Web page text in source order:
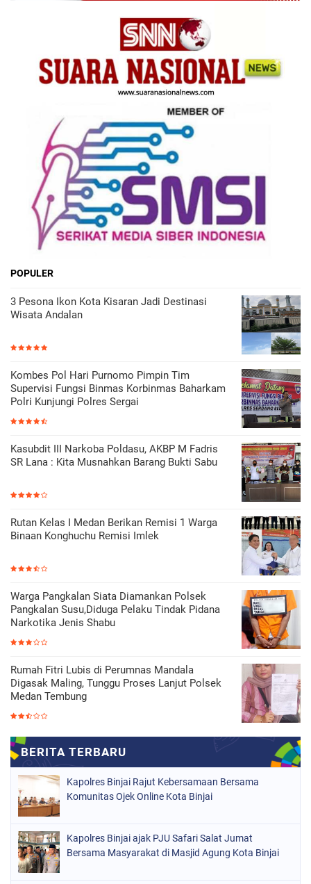
POPULER
3 Pesona Ikon Kota Kisaran Jadi Destinasi
Wisata Andalan
Kombes Pol Hari Purnomo Pimpin Tim
Supervisi Fungsi Binmas Korbinmas Baharkam
Polri Kunjungi Polres Sergai
Kasubdit III Narkoba Poldasu, AKBP M Fadris
SR Lana : Kita Musnahkan Barang Bukti Sabu
Rutan Kelas I Medan Berikan Remisi 1 Warga
Binaan Konghuchu Remisi Imlek
Warga Pangkalan Siata Diamankan Polsek
Pangkalan Susu,Diduga Pelaku Tindak Pidana
Narkotika Jenis Shabu
Rumah Fitri Lubis di Perumnas Mandala
Digasak Maling, Tunggu Proses Lanjut Polsek
Medan Tembung
Kapolres Binjai Rajut Kebersamaan Bersama
Komunitas Ojek Online Kota Binjai
Kapolres Binjai ajak PJU Safari Salat Jumat
Bersama Masyarakat di Masjid Agung Kota Binjai